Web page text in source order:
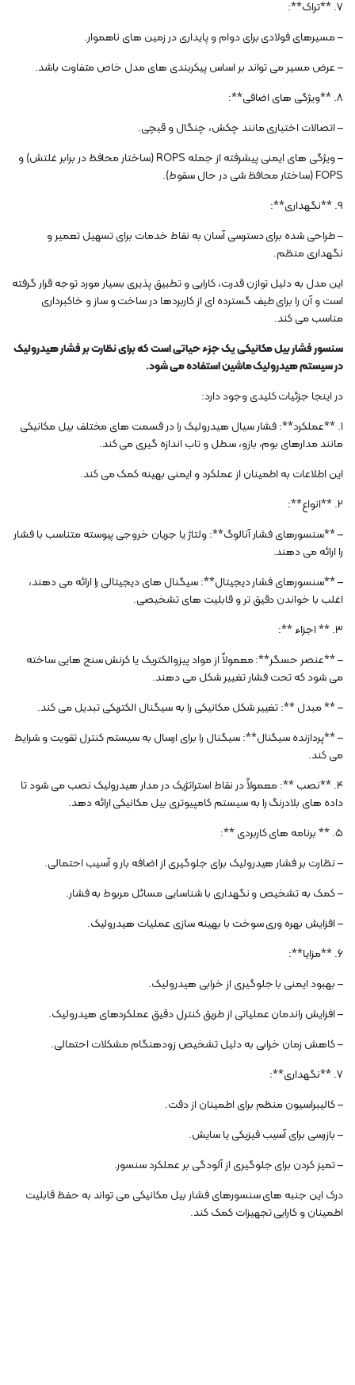
7. **تراک**:
– مسیرهای فولادی برای دوام و پایداری در زمین های ناهموار.
– عرض مسیر می تواند بر اساس پیکربندی های مدل خاص متفاوت باشد.
8. **ویژگی های اضافی**:
– اتصالات اختیاری مانند چکش، چنگال و قیچی.
– ویژگی های ایمنی پیشرفته از جمله ROPS (ساختار محافظ در برابر غلتش) و
FOPS (ساختار محافظ شی در حال سقوط).
9. **نگهداری**:
– طراحی شده برای دسترسی آسان به نقاط خدمات برای تسهیل تعمیر و
نگهداری منظم.
این مدل به دلیل توازن قدرت، کارایی و تطبیق پذیری بسیار مورد توجه قرار گرفته
است و آن را برای طیف گسترده ای از کاربردها در ساخت و ساز و خاکبرداری
مناسب می کند.
سنسور فشار بیل مکانیکی یک جزء حیاتی است که برای نظارت بر فشار هیدرولیک
در سیستم هیدرولیک ماشین استفاده می شود.
در اینجا جزئیات کلیدی وجود دارد:
1. **عملکرد**: فشار سیال هیدرولیک را در قسمت های مختلف بیل مکانیکی
مانند مدارهای بوم، بازو، سطل و تاب اندازه گیری می کند.
این اطلاعات به اطمینان از عملکرد و ایمنی بهینه کمک می کند.
2. **انواع**:
– **سنسورهای فشار آنالوگ**: ولتاژ یا جریان خروجی پیوسته متناسب با فشار
را ارائه می دهند.
– **سنسورهای فشار دیجیتال**: سیگنال های دیجیتالی را ارائه می دهند،
اغلب با خواندن دقیق تر و قابلیت های تشخیصی.
3. ** اجزاء **:
– **عنصر حسگر**: معمولاً از مواد پیزوالکتریک یا کرنش سنج هایی ساخته
می شود که تحت فشار تغییر شکل می دهند.
– ** مبدل **: تغییر شکل مکانیکی را به سیگنال الکتریکی تبدیل می کند.
– **پردازنده سیگنال**: سیگنال را برای ارسال به سیستم کنترل تقویت و شرایط
می کند.
4. **نصب **: معمولاً در نقاط استراتژیک در مدار هیدرولیک نصب می شود تا
داده های بلادرنگ را به سیستم کامپیوتری بیل مکانیکی ارائه دهد.
5. ** برنامه های کاربردی **:
– نظارت بر فشار هیدرولیک برای جلوگیری از اضافه بار و آسیب احتمالی.
– کمک به تشخیص و نگهداری با شناسایی مسائل مربوط به فشار.
– افزایش بهره وری سوخت با بهینه سازی عملیات هیدرولیک.
6. **مزایا**:
– بهبود ایمنی با جلوگیری از خرابی هیدرولیک.
– افزایش راندمان عملیاتی از طریق کنترل دقیق عملکردهای هیدرولیک.
– کاهش زمان خرابی به دلیل تشخیص زودهنگام مشکلات احتمالی.
7. **نگهداری**:
– کالیبراسیون منظم برای اطمینان از دقت.
– بازرسی برای آسیب فیزیکی یا سایش.
– تمیز کردن برای جلوگیری از آلودگی بر عملکرد سنسور.
درک این جنبه های سنسورهای فشار بیل مکانیکی می تواند به حفظ قابلیت
اطمینان و کارایی تجهیزات کمک کند.